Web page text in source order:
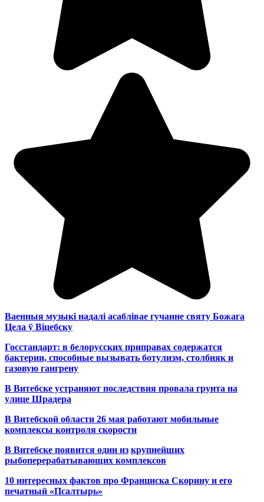
Ваенныя музыкі надалі асаблівае гучанне святу Божага
Цела ў Віцебску
Госстандарт: в белорусских приправах содержатся
бактерии, способные вызывать ботулизм, столбняк и
газовую гангрену
В Витебске устраняют последствия провала грунта на
улице Шрадера
В Витебской области 26 мая работают мобильные
комплексы контроля скорости
В Витебске появится один из крупнейших
рыбоперерабатывающих комплексов
10 интересных фактов про Франциска Скорину и его
печатный «Псалтырь»